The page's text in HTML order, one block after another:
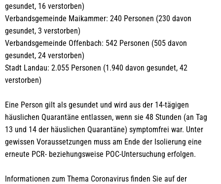
gesundet, 16 verstorben)
Verbandsgemeinde Maikammer: 240 Personen (230 davon
gesundet, 3 verstorben)
Verbandsgemeinde Offenbach: 542 Personen (505 davon
gesundet, 24 verstorben)
Stadt Landau: 2.055 Personen (1.940 davon gesundet, 42
verstorben)
Eine Person gilt als gesundet und wird aus der 14-tägigen
häuslichen Quarantäne entlassen, wenn sie 48 Stunden (an Tag
13 und 14 der häuslichen Quarantäne) symptomfrei war. Unter
gewissen Voraussetzungen muss am Ende der Isolierung eine
erneute PCR- beziehungsweise POC-Untersuchung erfolgen.
Informationen zum Thema Coronavirus finden Sie auf der